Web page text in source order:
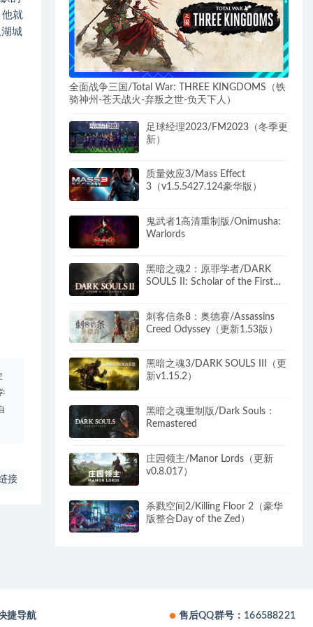
他就
城
接
全面战争三国/Total War: THREE KINGDOMS（铁
骑神州-苍天战火-弃叛之世-负天下人）
足球经理2023/FM2023（冬季更
新）
质量效应3/Mass Effect
3（v1.5.5427.124豪华版）
鬼武者1高清重制版​/Onimusha:
Warlords
黑暗之魂2：原罪学者/DARK
SOULS II: Scholar of the First
刺客信条8：奥德赛/Assassins
Creed Odyssey（更新1.53版）
黑暗之魂3/DARK SOULS III（更
新v1.15.2）
黑暗之魂重制版/Dark Souls：
Remastered
庄园领主/Manor Lords（更新
v0.8.017）
杀戮空间2/Killing Floor 2（豪华
版整合Day of the Zed）
捷导航 售后QQ群号：166588221